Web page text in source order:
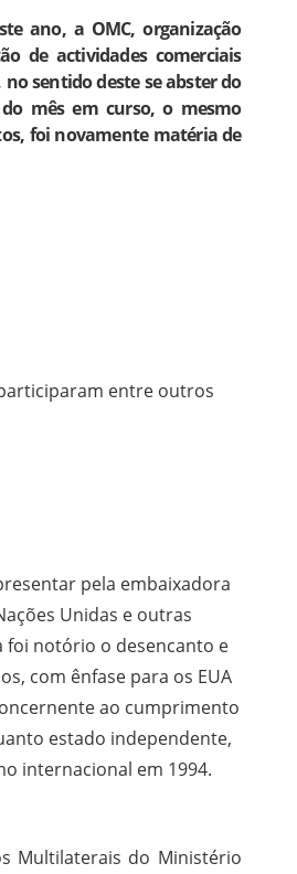
ano, a OMC, organização
de actividades comerciais
sentido deste se abster do
mês em curso, o mesmo
foi novamente matéria de
entre outros
pela embaixadora
Unidas e outras
foi notório o desencanto e
com ênfase para os EUA
ao cumprimento
estado independente,
internacional em 1994.
Multilaterais do Ministério